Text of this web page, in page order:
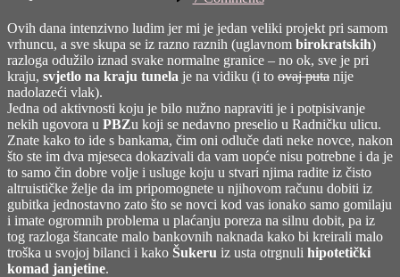
Esej
o
neuspješnoj
prilagodbi
novonastalim
tržišnim
uvjetima
Ovih dana intenzivno ludim jer mi je jedan veliki projekt pri samom
vrhuncu, a sve skupa se iz razno raznih (uglavnom birokratskih)
razloga odužilo iznad svake normalne granice – no ok, sve je pri
kraju, svjetlo na kraju tunela je na vidiku (i to ovaj puta nije
nadolazeći vlak).
Jedna od aktivnosti koju je bilo nužno napraviti je i potpisivanje
nekih ugovora u PBZu koji se nedavno preselio u Radničku ulicu.
Znate kako to ide s bankama, čim oni odluče dati neke novce, nakon
što ste im dva mjeseca dokazivali da vam uopće nisu potrebne i da je
to samo čin dobre volje i usluge koju u stvari njima radite iz čisto
altruističke želje da im pripomognete u njihovom računu dobiti iz
gubitka jednostavno zato što se novci kod vas ionako samo gomilaju
i imate ogromnih problema u plaćanju poreza na silnu dobit, pa iz
tog razloga štancate malo bankovnih naknada kako bi kreirali malo
troška u svojoj bilanci i kako Šukeru iz usta otrgnuli hipotetički
komad janjetine.